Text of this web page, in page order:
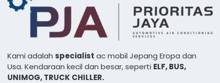
Kami adalah specialist ac mobil Jepang Eropa dan
Usa. Kendaraan kecil dan besar, seperti ELF, BUS,
UNIMOG, TRUCK CHILLER.